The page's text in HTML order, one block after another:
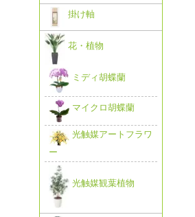
掛け軸
花・植物
ミディ胡蝶蘭
マイクロ胡蝶蘭
光触媒アートフラワ
ー
光触媒観葉植物